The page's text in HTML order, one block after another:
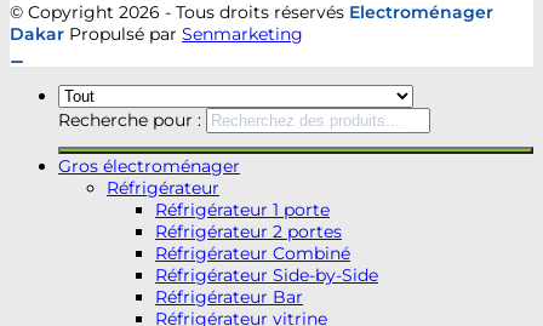
© Copyright 2026 - Tous droits réservés Electroménager
Dakar Propulsé par Senmarketing
Recherche pour :
Gros électroménager
Réfrigérateur
Réfrigérateur 1 porte
Réfrigérateur 2 portes
Réfrigérateur Combiné
Réfrigérateur Side-by-Side
Réfrigérateur Bar
Réfrigérateur vitrine